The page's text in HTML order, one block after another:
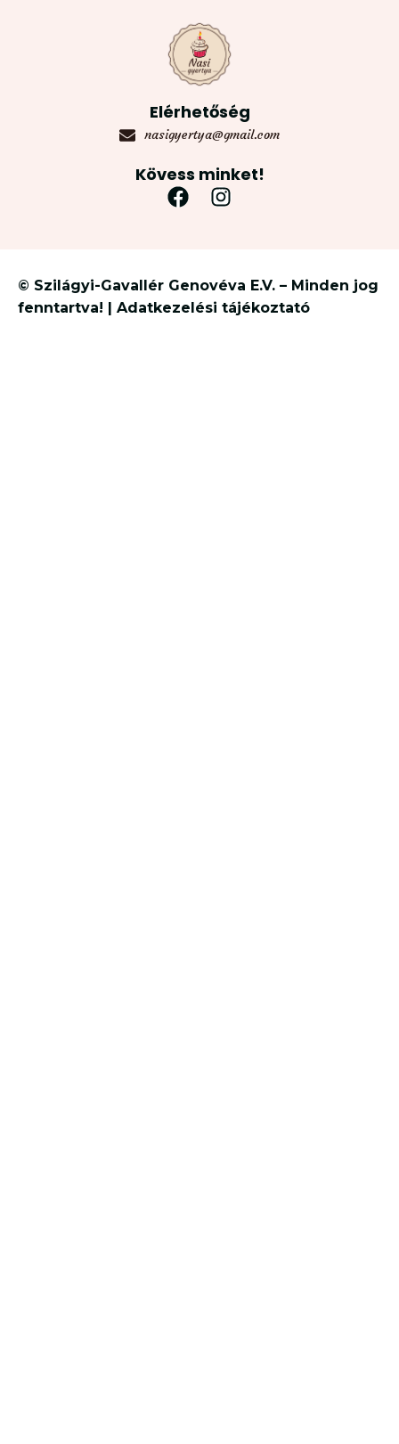
Elérhetőség
nasigyertya@gmail.com
Kövess minket!
© Szilágyi-Gavallér Genovéva E.V. – Minden jog
fenntartva! | Adatkezelési tájékoztató